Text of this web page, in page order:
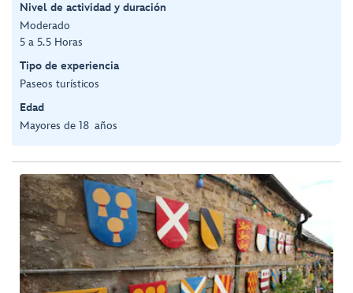
Nivel de actividad y duración
Moderado
5 a 5.5 Horas
Tipo de experiencia
Paseos turísticos
Edad
Mayores de 18 años